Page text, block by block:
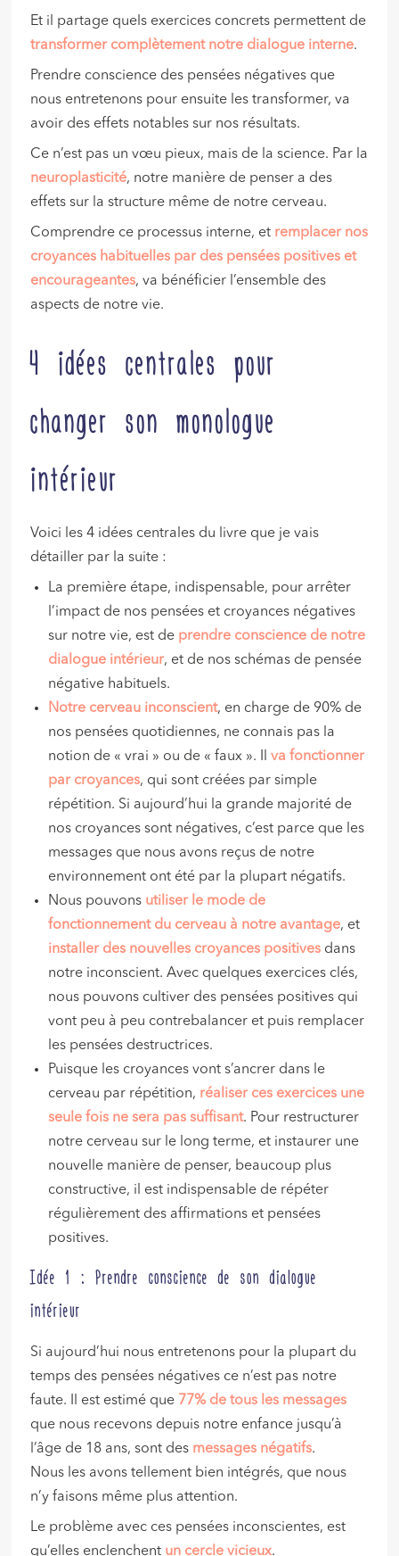
Et il partage quels exercices concrets permettent de
transformer complètement notre dialogue interne.
Prendre conscience des pensées négatives que
nous entretenons pour ensuite les transformer, va
avoir des effets notables sur nos résultats.
Ce n’est pas un vœu pieux, mais de la science. Par la
neuroplasticité, notre manière de penser a des
effets sur la structure même de notre cerveau.
Comprendre ce processus interne, et remplacer nos
croyances habituelles par des pensées positives et
encourageantes, va bénéficier l’ensemble des
aspects de notre vie.
4 idées centrales pour
changer son monologue
intérieur
Voici les 4 idées centrales du livre que je vais
détailler par la suite :
La première étape, indispensable, pour arrêter
l’impact de nos pensées et croyances négatives
sur notre vie, est de prendre conscience de notre
dialogue intérieur, et de nos schémas de pensée
négative habituels.
Notre cerveau inconscient, en charge de 90% de
nos pensées quotidiennes, ne connais pas la
notion de « vrai » ou de « faux ». Ilva fonctionner
par croyances, qui sont créées par simple
répétition. Si aujourd’hui la grande majorité de
nos croyances sont négatives, c’est parce que les
messages que nous avons reçus de notre
environnement ont été par la plupart négatifs.
Nous pouvons utiliser le mode de
fonctionnement du cerveau à notre avantage, et
installer des nouvelles croyances positives dans
notre inconscient. Avec quelques exercices clés,
nous pouvons cultiver des pensées positives qui
vont peu à peu contrebalancer et puis remplacer
les pensées destructrices.
Puisque les croyances vont s’ancrer dans le
cerveau par répétition, réaliser ces exercices une
seule fois ne sera pas suffisant. Pour restructurer
notre cerveau sur le long terme, et instaurer une
nouvelle manière de penser, beaucoup plus
constructive, il est indispensable de répéter
régulièrement des affirmations et pensées
positives.
Idée 1 : Prendre conscience de son dialogue
intérieur
Si aujourd’hui nous entretenons pour la plupart du
temps des pensées négatives ce n’est pas notre
faute. Il est estimé que 77% de tous les messages
que nous recevons depuis notre enfance jusqu’à
l’âge de 18 ans, sont des messages négatifs.
Nous les avons tellement bien intégrés, que nous
n’y faisons même plus attention.
Le problème avec ces pensées inconscientes, est
qu’elles enclenchent un cercle vicieux.